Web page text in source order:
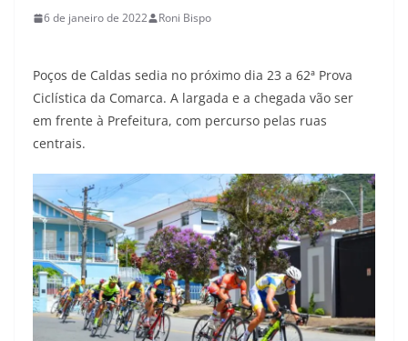
6 de janeiro de 2022 Roni Bispo
Poços de Caldas sedia no próximo dia 23 a 62ª Prova
Ciclística da Comarca. A largada e a chegada vão ser
em frente à Prefeitura, com percurso pelas ruas
centrais.